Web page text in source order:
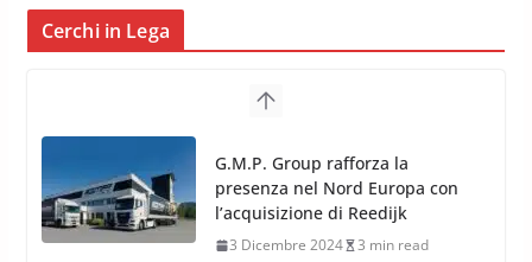
Cerchi in Lega
presenza nel Nord Europa con
l’acquisizione di Reedijk
TPMS Alcar Sensor – Sistemi di
Monitoraggio Pressione